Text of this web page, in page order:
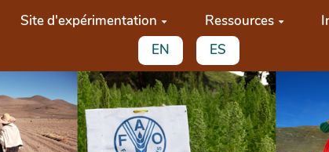
Site d'expérimentation Ressources
EN
ES